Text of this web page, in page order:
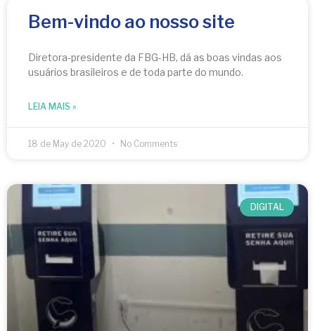
Bem-vindo ao nosso site
Diretora-presidente da FBG-HB, dá as boas vindas aos
usuários brasileiros e de toda parte do mundo.
LEIA MAIS »
18 de May de 2020 No Comments
DIGITAL